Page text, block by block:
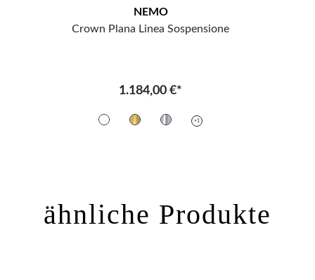
NEMO
Crown Plana Linea Sospensione
1.184,00 €*
+1
ähnliche Produkte